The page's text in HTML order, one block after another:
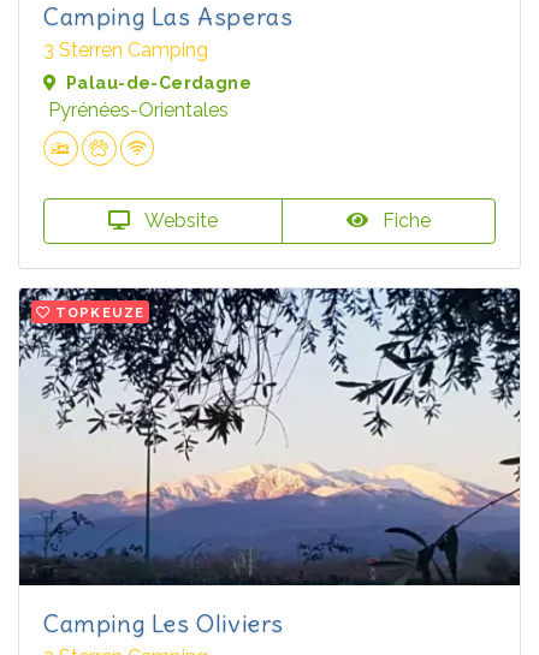
Camping Las Asperas
3 Sterren Camping
Palau-de-Cerdagne
Pyrénées-Orientales
Website Fiche
TOPKEUZE
Camping Les Oliviers